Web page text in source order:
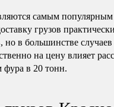
самым
грузов
в большинстве
на цену влияет
фура в 20 тонн.